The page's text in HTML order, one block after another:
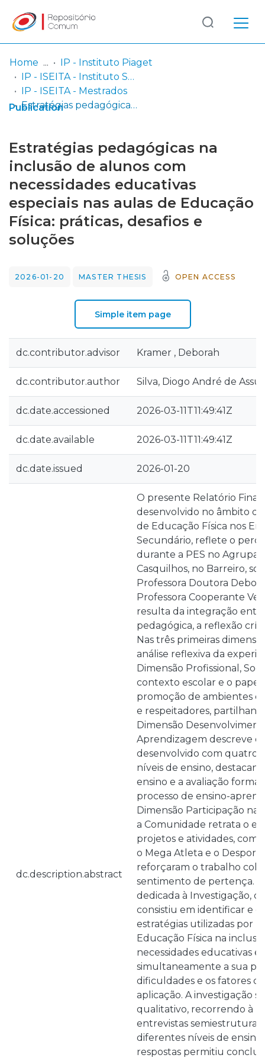
Communities
& Collections
Statistics
Log
In
(current)
Home
IP - Instituto Piaget
IP - ISEITA - Instituto Superior de Estudos Interculturais e Transdisciplinares de Almada
IP - ISEITA - Mestrados
Estratégias pedagógicas na inclusão de alunos com necessidades educativas especiais nas aulas de Educação Física: práticas, desafios e soluções
Publication
Estratégias pedagógicas na
inclusão de alunos com
necessidades educativas
especiais nas aulas de Educação
Física: práticas, desafios e
soluções
2026-01-20 MASTER THESIS OPEN ACCESS
Simple item page
dc.contributor.advisor Kramer , Deborah
dc.contributor.author Silva, Diogo André de
dc.date.accessioned 2026-03-11T11:49:41Z
dc.date.available 2026-03-11T11:49:41Z
dc.date.issued 2026-01-20
dc.description.abstract
O presente Relatório Final
desenvolvido no âmbito
de Educação Física nos
Secundário, reflete o
durante a PES no
Casquilhos, no Barreiro,
Professora Doutora
Professora Cooperante
resulta da integração
pedagógica, a reflexão
Nas três primeiras
análise reflexiva da
Dimensão Profissional,
contexto escolar e o papel
promoção de ambientes
e respeitadores,
Dimensão
Aprendizagem descreve o
desenvolvido com quatro
níveis de ensino,
ensino e a avaliação
processo de ensino-
Dimensão Participação na
a Comunidade retrata o
projetos e atividades,
o Mega Atleta e o
reforçaram o trabalho
sentimento de pertença.
dedicada à Investigação,
consistiu em identificar e
estratégias utilizadas por
Educação Física na
necessidades educativas
simultaneamente a sua
dificuldades e os fatores
aplicação. A investigação
qualitativo, recorrendo à
entrevistas
diferentes níveis de ensino.
respostas permitiu